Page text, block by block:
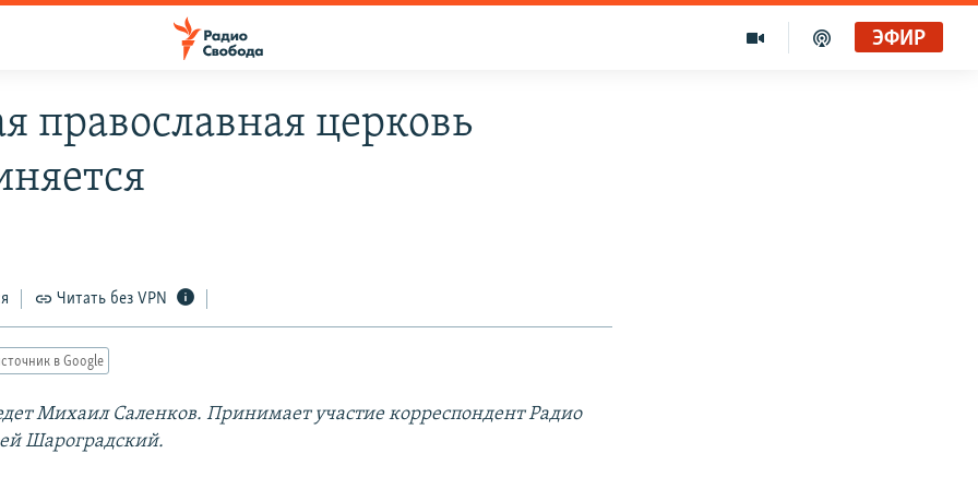
ЭФИР
православная церковь
Читать без VPN
в Google
Михаил Саленков. Принимает участие корреспондент Радио
Шароградский.